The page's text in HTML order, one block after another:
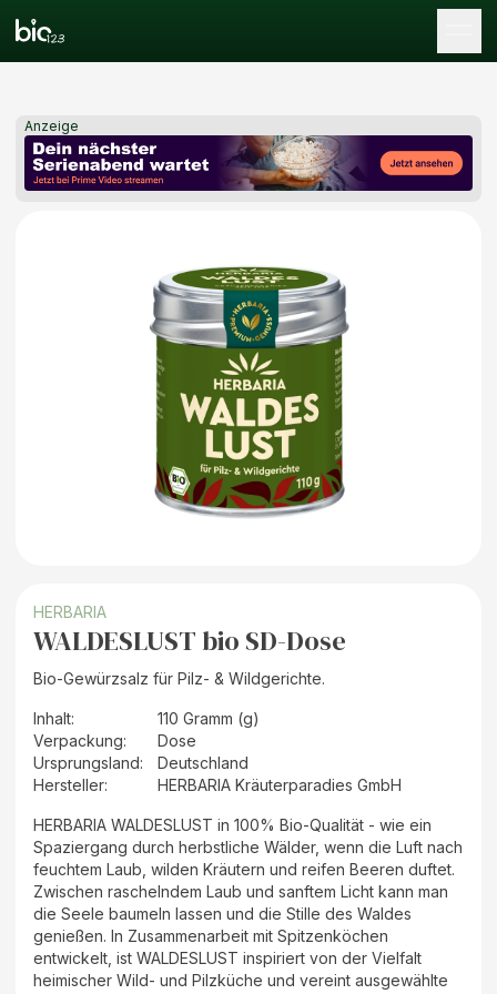
Anzeige
HERBARIA
WALDESLUST bio SD-Dose
Bio-Gewürzsalz für Pilz- & Wildgerichte.
Inhalt:
110 Gramm (g)
Verpackung:
Dose
Ursprungsland:
Deutschland
Hersteller: HERBARIA Kräuterparadies GmbH
HERBARIA WALDESLUST in 100% Bio-Qualität - wie ein
Spaziergang durch herbstliche Wälder, wenn die Luft nach
feuchtem Laub, wilden Kräutern und reifen Beeren duftet.
Zwischen raschelndem Laub und sanftem Licht kann man
die Seele baumeln lassen und die Stille des Waldes
genießen. In Zusammenarbeit mit Spitzenköchen
entwickelt, ist WALDESLUST inspiriert von der Vielfalt
heimischer Wild- und Pilzküche und vereint ausgewählte